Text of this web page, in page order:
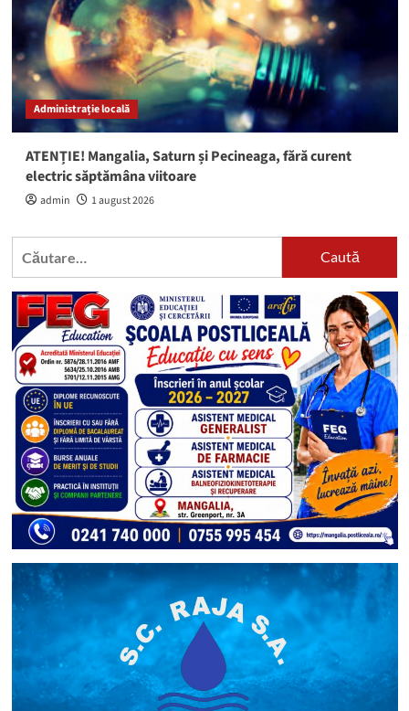
Administrație locală
ATENȚIE! Mangalia, Saturn și Pecineaga, fără curent
electric săptămâna viitoare
admin 1 august 2026
Caută